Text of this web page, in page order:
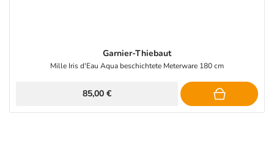
Garnier-Thiebaut
Mille Iris d'Eau Aqua beschichtete Meterware 180 cm
85,00 €